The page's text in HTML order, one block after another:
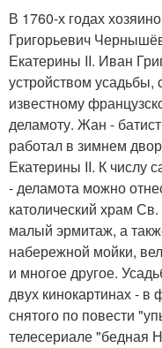
В 1760-х годах
Григорьевич
Екатерины II. Иван
устройством усадьбы,
известному
деламоту. Жан -
работал в зимнем
Екатерины II. К числу
- деламота можно
католический храм
малый эрмитаж, а
набережной мойки,
и многое другое.
двух кинокартинах -
снятого по повести
телесериале "бедная